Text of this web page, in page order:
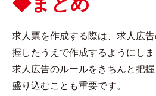
求人票を作成する際は、求人広
握したうえで作成するようにしま
求人広告のルールをきちんと把
盛り込むことも重要です。